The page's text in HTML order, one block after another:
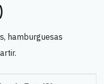
hamburguesas